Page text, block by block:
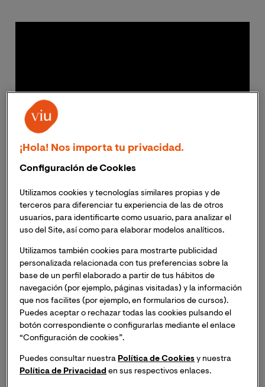
La jornada, celebrada en el edificio de Las Naves
en Valencia, tuvo como objetivo identificar las
necesidades formativas del sector de la
¡Hola! Nos importa tu privacidad.
Configuración de Cookies
Utilizamos cookies y tecnologías similares propias y de
terceros para diferenciar tu experiencia de las de otros
usuarios, para identificarte como usuario, para analizar el
uso del Site, así como para elaborar modelos analíticos.
Utilizamos también cookies para mostrarte publicidad
personalizada relacionada con tus preferencias sobre la
base de un perfil elaborado a partir de tus hábitos de
navegación (por ejemplo, páginas visitadas) y la información
que nos facilites (por ejemplo, en formularios de cursos).
Puedes aceptar o rechazar todas las cookies pulsando el
botón correspondiente o configurarlas mediante el enlace
“Configuración de cookies”.
Puedes consultar nuestra Política de Cookies y nuestra
Política de Privacidad en sus respectivos enlaces.